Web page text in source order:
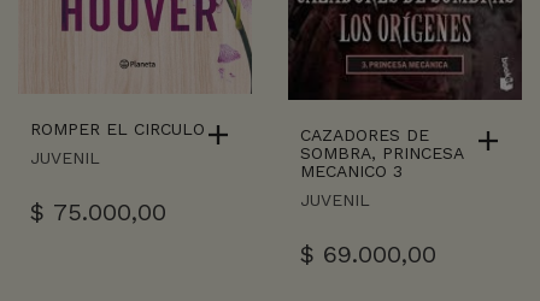
ROMPER EL CIRCULO
JUVENIL
$ 75.000,00
CAZADORES DE
SOMBRA, PRINCESA
MECANICO 3
JUVENIL
$ 69.000,00